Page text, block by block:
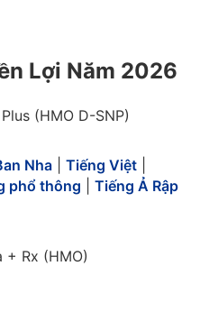
Lợi Năm 2026
(HMO D-SNP)
Nha Tiếng Việt
phổ thông
Tiếng Ả Rập
+ Rx (HMO)